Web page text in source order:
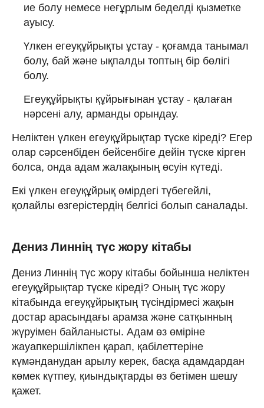
ие болу немесе неғұрлым беделді қызметке
ауысу.
Үлкен егеуқұйрықты ұстау - қоғамда танымал
болу, бай және ықпалды топтың бір бөлігі
болу.
Егеуқұйрықты құйрығынан ұстау - қалаған
нәрсені алу, арманды орындау.
Неліктен үлкен егеуқұйрықтар түске кіреді? Егер
олар сәрсенбіден бейсенбіге дейін түске кірген
болса, онда адам жалақының өсуін күтеді.
Екі үлкен егеуқұйрық өмірдегі түбегейлі,
қолайлы өзгерістердің белгісі болып саналады.
Дениз Линнің түс жору кітабы
Дениз Линнің түс жору кітабы бойынша неліктен
егеуқұйрықтар түске кіреді? Оның түс жору
кітабында егеуқұйрықтың түсіндірмесі жақын
достар арасындағы арамза және сатқынның
жүруімен байланысты. Адам өз өміріне
жауапкершілікпен қарап, қабілеттеріне
күмәнданудан арылу керек, басқа адамдардан
көмек күтпеу, қиындықтарды өз бетімен шешу
қажет.